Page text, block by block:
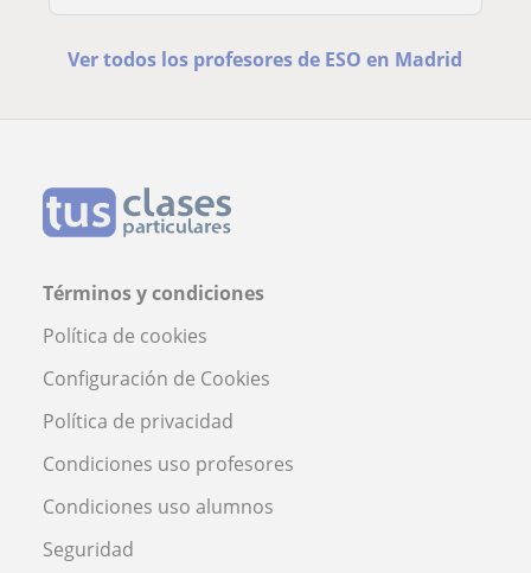
Ver todos los profesores de ESO en Madrid
Términos y condiciones
Política de cookies
Configuración de Cookies
Política de privacidad
Condiciones uso profesores
Condiciones uso alumnos
Seguridad